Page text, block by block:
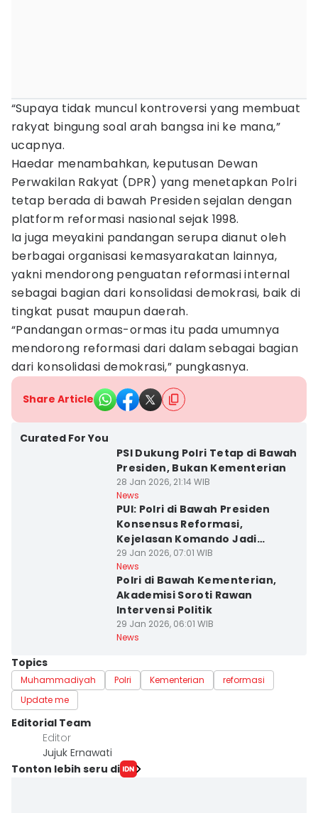
“Supaya tidak muncul kontroversi yang membuat
rakyat bingung soal arah bangsa ini ke mana,”
ucapnya.
Haedar menambahkan, keputusan Dewan
Perwakilan Rakyat (DPR) yang menetapkan Polri
tetap berada di bawah Presiden sejalan dengan
platform reformasi nasional sejak 1998.
Ia juga meyakini pandangan serupa dianut oleh
berbagai organisasi kemasyarakatan lainnya,
yakni mendorong penguatan reformasi internal
sebagai bagian dari konsolidasi demokrasi, baik di
tingkat pusat maupun daerah.
“Pandangan ormas-ormas itu pada umumnya
mendorong reformasi dari dalam sebagai bagian
dari konsolidasi demokrasi,” pungkasnya.
Share Article
Curated For You
PSI Dukung Polri Tetap di Bawah
Presiden, Bukan Kementerian
28 Jan 2026, 21:14 WIB
News
PUI: Polri di Bawah Presiden
Konsensus Reformasi,
Kejelasan Komando Jadi
Penentu
29 Jan 2026, 07:01 WIB
News
Polri di Bawah Kementerian,
Akademisi Soroti Rawan
Intervensi Politik
29 Jan 2026, 06:01 WIB
News
Topics
Muhammadiyah Polri Kementerian
reformasi
Update me
Editorial Team
Editor
Jujuk Ernawati
Tonton lebih seru di